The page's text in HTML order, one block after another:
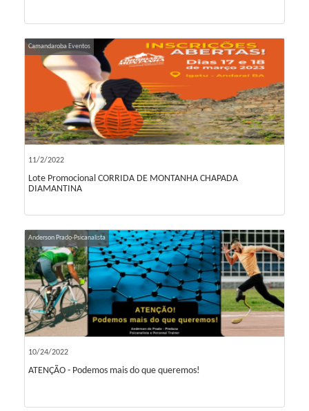
Camandaroba Eventos
11/2/2022
Lote Promocional CORRIDA DE MONTANHA CHAPADA
DIAMANTINA
Anderson Prado-Psicanalista
10/24/2022
ATENÇÃO - Podemos mais do que queremos!